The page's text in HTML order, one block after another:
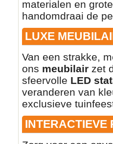
materialen en
handomdraai de
LUXE
Van een strakke,
ons meubilair zet
sfeervolle LED
veranderen van
exclusieve
INTERACTIEVE